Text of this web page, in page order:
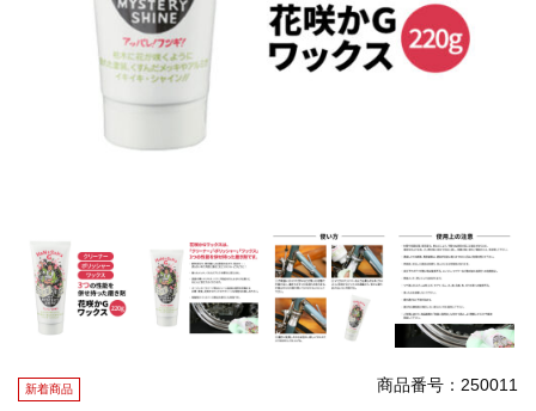
新着商品 商品番号：250011